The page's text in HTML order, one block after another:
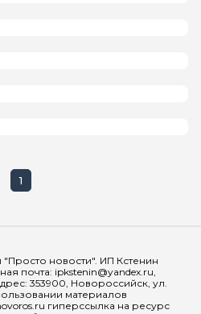
1
новости". ИП Кстенин
почта: ipkstenin@yandex.ru,
353900, Новороссийск, ул.
материалов
гиперссылка на ресурс